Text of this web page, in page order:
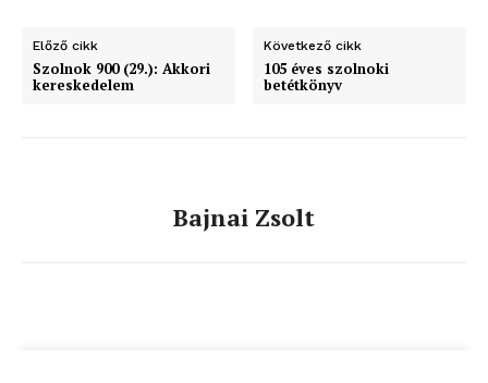
Előző cikk
Szolnok 900 (29.): Akkori
kereskedelem
Következő cikk
105 éves szolnoki
betétkönyv
Bajnai Zsolt